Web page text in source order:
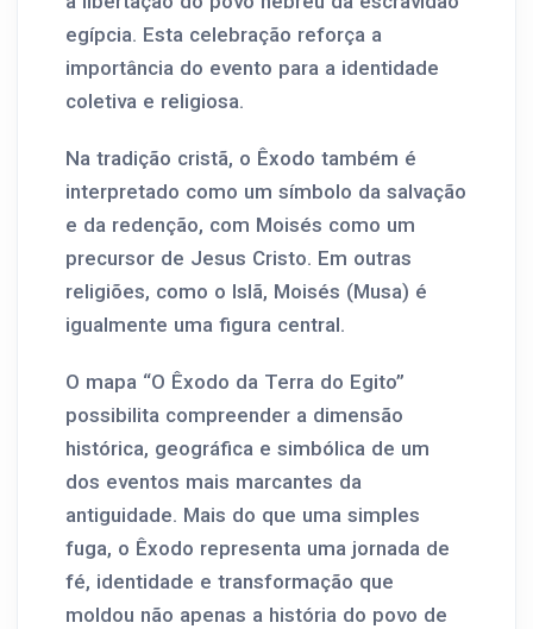
egípcia. Esta celebração reforça a
importância do evento para a identidade
coletiva e religiosa.
Na tradição cristã, o Êxodo também é
interpretado como um símbolo da salvação
e da redenção, com Moisés como um
precursor de Jesus Cristo. Em outras
religiões, como o Islã, Moisés (Musa) é
igualmente uma figura central.
O mapa “O Êxodo da Terra do Egito”
possibilita compreender a dimensão
histórica, geográfica e simbólica de um
dos eventos mais marcantes da
antiguidade. Mais do que uma simples
fuga, o Êxodo representa uma jornada de
fé, identidade e transformação que
moldou não apenas a história do povo de